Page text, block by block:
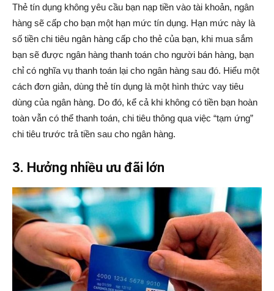
Thẻ tín dụng không yêu cầu bạn nạp tiền vào tài khoản, ngân
hàng sẽ cấp cho bạn một hạn mức tín dụng. Hạn mức này là
số tiền chi tiêu ngân hàng cấp cho thẻ của bạn, khi mua sắm
bạn sẽ được ngân hàng thanh toán cho người bán hàng, bạn
chỉ có nghĩa vụ thanh toán lại cho ngân hàng sau đó. Hiểu một
cách đơn giản, dùng thẻ tín dụng là một hình thức vay tiêu
dùng của ngân hàng. Do đó, kể cả khi không có tiền bạn hoàn
toàn vẫn có thể thanh toán, chi tiêu thông qua việc “tạm ứng”
chi tiêu trước trả tiền sau cho ngân hàng.
3. Hưởng nhiều ưu đãi lớn